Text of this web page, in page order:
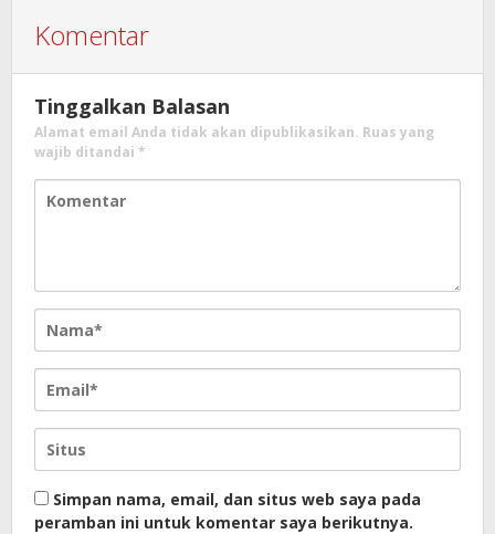
Komentar
Tinggalkan Balasan
Alamat email Anda tidak akan dipublikasikan. Ruas yang
wajib ditandai *
Simpan nama, email, dan situs web saya pada
peramban ini untuk komentar saya berikutnya.